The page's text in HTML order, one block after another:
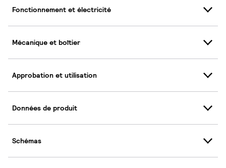
Fonctionnement et électricité
Mécanique et boîtier
Approbation et utilisation
Données de produit
Schémas